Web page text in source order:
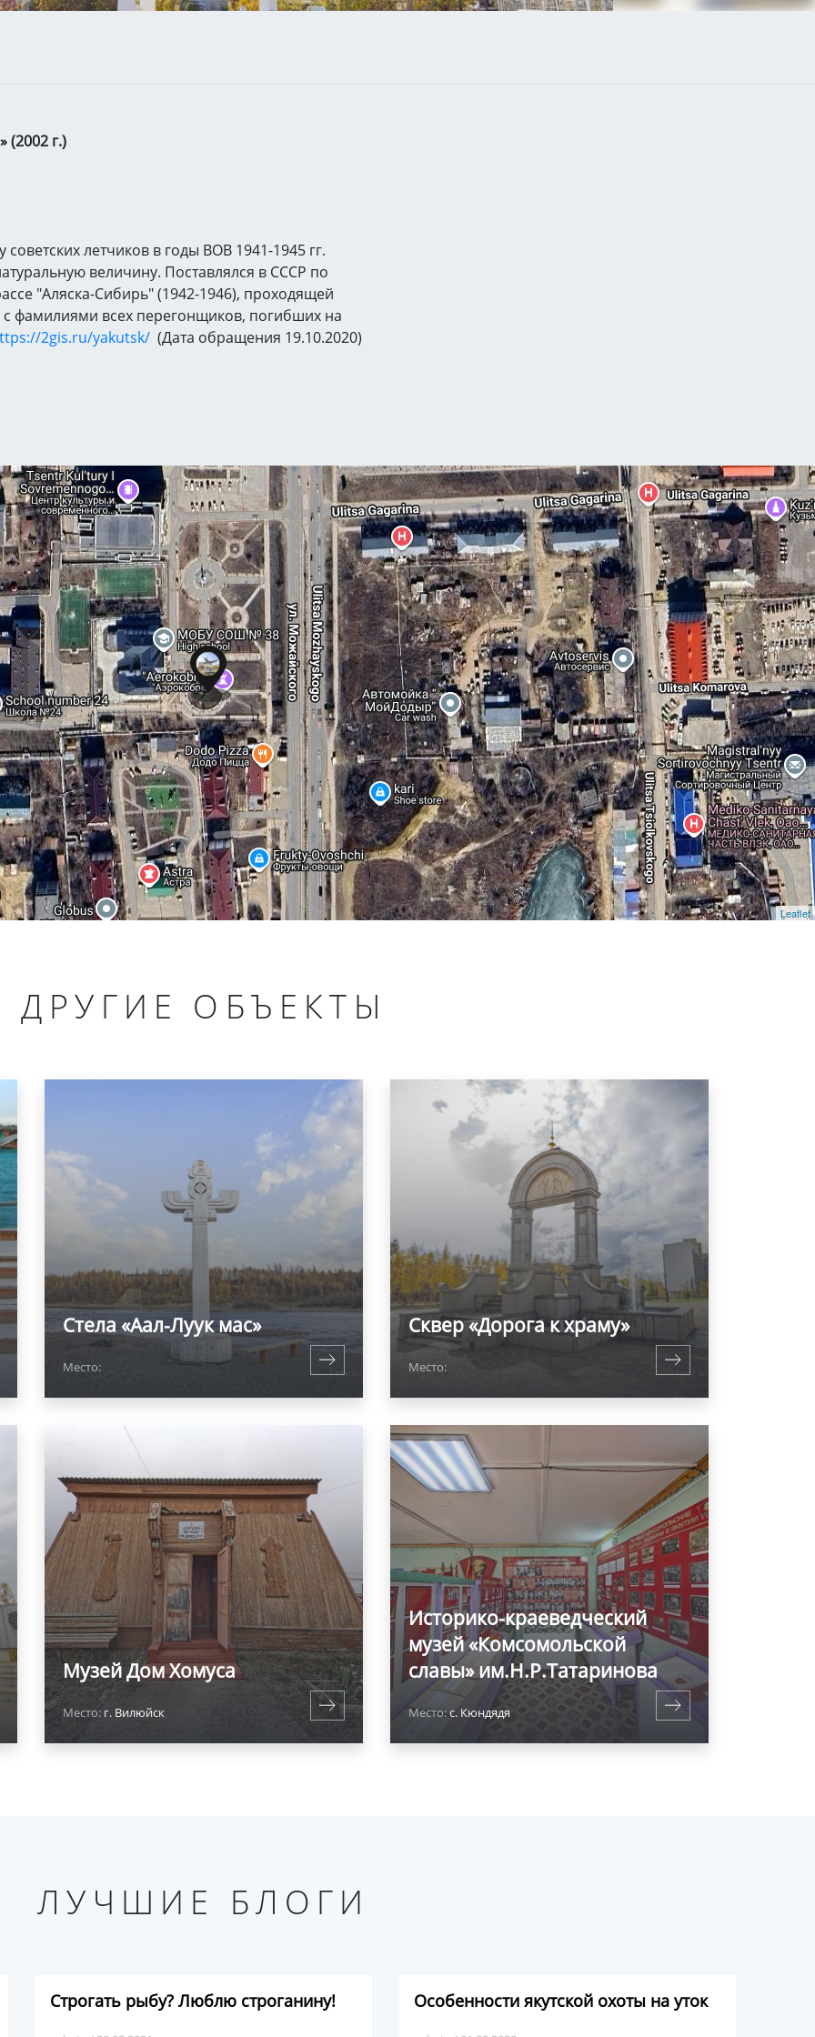
(2002 г.)
летчиков в годы ВОВ 1941-1945 гг.
величину. Поставлялся в СССР по
"Аляска-Сибирь" (1942-1946), проходящей
с фамилиями всех перегонщиков, погибших на
2gis.ru/yakutsk/ (Дата обращения 19.10.2020)
Leaflet
ДРУГИЕ ОБЪЕКТЫ
Стела «Аал-Луук мас»
Место:
Сквер «Дорога к храму»
Место:
Музей Дом Хомуса
Место: г. Вилюйск
Историко-краеведческий
музей «Комсомольской
славы» им.Н.Р.Татаринова
Место:с. Кюндядя
ЛУЧШИЕ БЛОГИ
Строгать рыбу? Люблю строганину! Особенности якутской охоты на уток